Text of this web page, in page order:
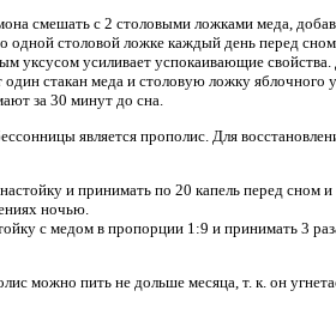
смешать с 2 столовыми ложками меда,
одной столовой ложке каждый день перед
уксусом усиливает успокаивающие свойства.
один стакан меда и столовую ложку яблочного
за 30 минут до сна.
является прополис. Для
и принимать по 20 капель перед сном
ночью.
с медом в пропорции 1:9 и принимать 3
можно пить не дольше месяца, т. к. он